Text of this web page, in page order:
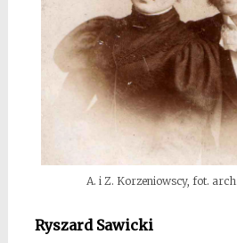
A. i Z. Korzeniowscy, fot.
Ryszard Sawicki